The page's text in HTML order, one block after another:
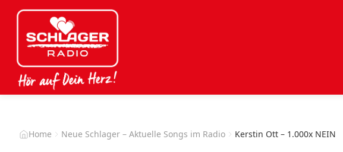
Home Neue Schlager – Aktuelle Songs im Radio Kerstin Ott – 1.000x NEIN